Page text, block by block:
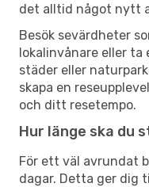
det alltid något nytt
Besök sevärdheter
lokalinvånare eller
städer eller
skapa en
och ditt resetempo.
Hur länge ska du
För ett väl avrundat
dagar. Detta ger dig